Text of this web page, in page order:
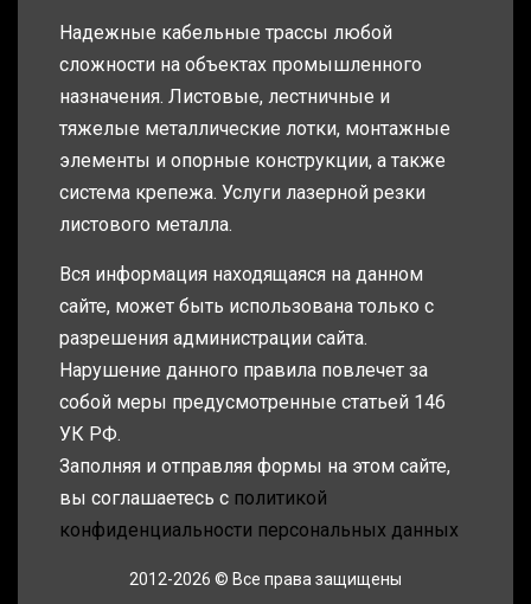
Надежные кабельные трассы любой
сложности на объектах промышленного
назначения. Листовые, лестничные и
тяжелые металлические лотки, монтажные
элементы и опорные конструкции, а также
система крепежа. Услуги лазерной резки
листового металла.
Вся информация находящаяся на данном
сайте, может быть использована только с
разрешения администрации сайта.
Нарушение данного правила повлечет за
собой меры предусмотренные статьей 146
УК РФ.
Заполняя и отправляя формы на этом сайте,
вы соглашаетесь с политикой
конфиденциальности персональных данных
2012-2026 © Все права защищены